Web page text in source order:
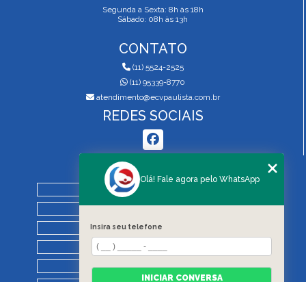
Segunda a Sexta: 8h às 18h
Sábado: 08h às 13h
CONTATO
(11) 5524-2525
(11) 95339-8770
atendimento@ecvpaulista.com.br
REDES SOCIAIS
MENU
QUEM SOMOS
SERVIÇOS
BLOG
REGRAS DE VISTORIA
Olá! Fale agora pelo WhatsApp
Insira seu telefone
INICIAR CONVERSA